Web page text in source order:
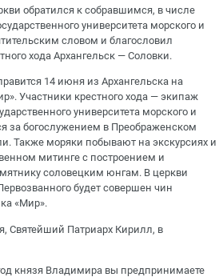
обратился к собравшимся, в числе
университета морского и
словом и благословил
хода Архангельск — Соловки.
14 июня из Архангельска на
Участники крестного хода — экипаж
университета морского и
за богослужением в Преображенском
Также моряки побывают на экскурсиях и
митинге с построением и
соловецким юнгам. В церкви
будет совершен чин
«Мир».
Святейший Патриарх Кирилл, в
князя Владимира вы предпринимаете